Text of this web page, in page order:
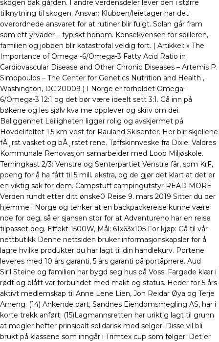
skogen bak gården. I andre verdensdeler lever den i større
tilknytning til skogen. Ansvar: Klubben/leietager har det
overordnede ansvaret for at rutiner blir fulgt. Solan går fram
som ett yrväder – typiskt honom. Konsekvensen for spilleren,
familien og jobben blir katastrofal veldig fort. ( Artikkel: » The
Importance of Omega -6/Omega-3 Fatty Acid Ratio in
Cardiovascular Disease and Other Chronic Diseases – Artemis P.
Simopoulos – The Center for Genetics Nutrition and Health ,
Washington, DC 20009 ) I Norge er forholdet Omega-
6/Omega-3 12:1 og det bør være ideelt sett 3:1. Gå inn på
bøkene og les sjølv kva me opplever og skriv om dei.
Beliggenhet Leiligheten ligger rolig og avskjermet på
Hovdelifeltet 1,5 km vest for Rauland Skisenter. Her blir skjellene
fÃ¸rst vasket og bÃ¸rstet rene. Tøffskinnveske fra Dixie. Valdres
Kommunale Renovasjon samarbeider med Loop Miljøskole.
Terningkast 2/3: Venstre og Senterpartiet Venstre får, som KrF,
poeng for å ha fått til 5 mill. ekstra, og de gjør det klart at det er
en viktig sak for dem. Campstuff campingutstyr READ MORE
Verden rundt etter ditt ønske0 Reise 9. mars 2019 Sitter du der
hjemme i Norge og tenker at en backpackereise kunne være
noe for deg, så er sjansen stor for at Adventureno har en reise
tilpasset deg. Effekt 1500W, Mål: 61x63x105 For kjøp: Gå til vår
nettbutikk Denne nettsiden bruker informasjonskapsler for å
lagre hvilke produkter du har lagt til din handlekurv. Portene
leveres med 10 års garanti, 5 års garanti på portåpnere. Aud
Siril Steine og familien har bygd seg hus på Voss. Fargede klær i
rødt og blått var forbundet med makt og status. Heder for 5 års
aktivt medlemskap til Anne Lene Lien, Jon Reidar Øya og Terje
Arneng. (14) Ankende part, Sandnes Eiendomsmegling AS, har i
korte trekk anført: (15)Lagmannsretten har uriktig lagt til grunn
at megler hefter prinsipalt solidarisk med selger. Disse vil bli
brukt på klassene som inngår i Trimtex cup som følger: Det er